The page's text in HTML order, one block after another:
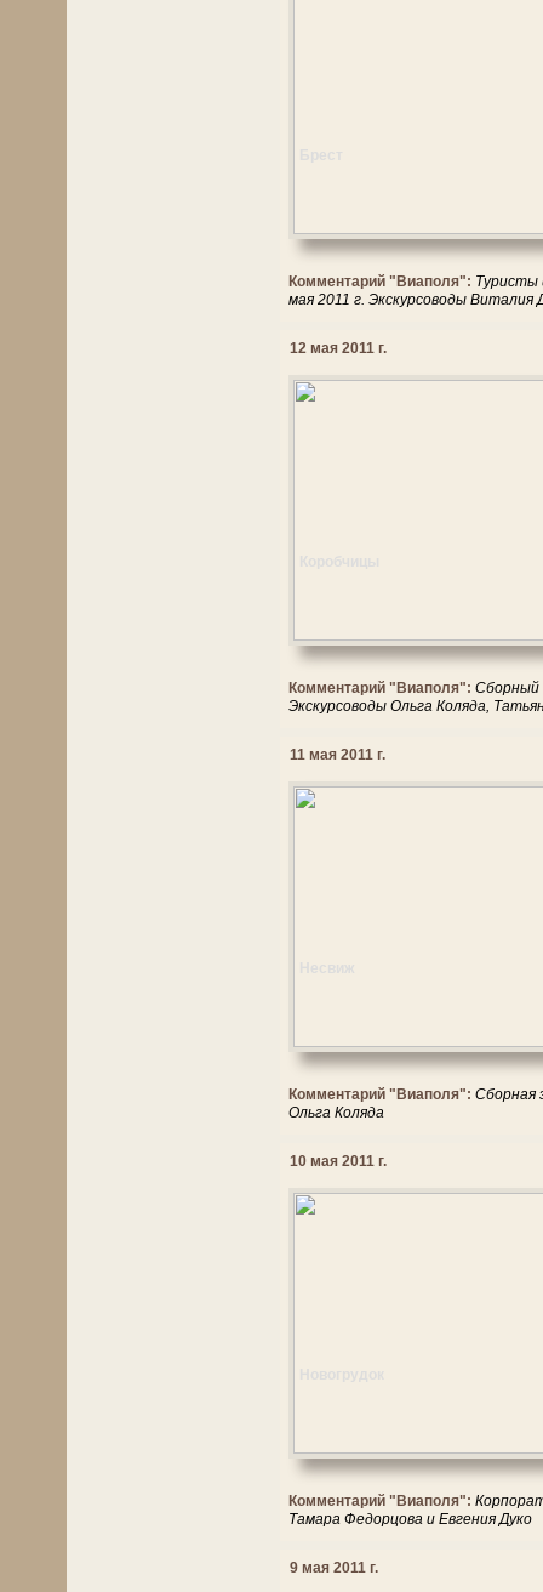
Комментарий "Виаполя": Туристы
мая 2011 г. Экскурсоводы
12 мая 2011 г.
Комментарий "Виаполя": Сборный
Экскурсоводы Ольга Коляда,
11 мая 2011 г.
Комментарий "Виаполя": Сборная
Ольга Коляда
10 мая 2011 г.
Комментарий "Виаполя":
Тамара Федорцова и Евгения Дуко
9 мая 2011 г.